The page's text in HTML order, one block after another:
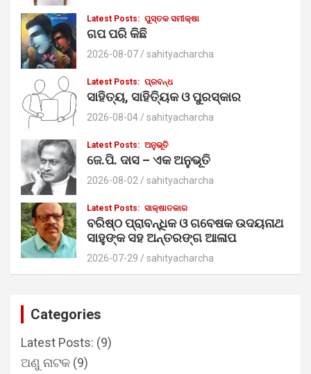
Latest Posts: ପୁସ୍ତକ ସମୀକ୍ଷା
ଗପ ପରି କିଛି
2026-08-07 sahityacharcha
Latest Posts: ପ୍ରବନ୍ଧ
ସାହିତ୍ୟ, ସାହିତ୍ୟିକ ଓ ପୁରସ୍କାର
2026-08-04 sahityacharcha
Latest Posts: ଅନୁଭୂତି
ଜେ.ପି. ଦାସ – ଏକ ଅନୁଭୂତି
2026-08-02 sahityacharcha
Latest Posts: ସାକ୍ଷାତକାର
ବରିଷ୍ଠ ପ୍ରାବନ୍ଧିକ ଓ ଗବେଷକ ଉଦୟନାଥ
ସାହୁଙ୍କ ସହ ଅନ୍ତରଙ୍ଗ ଆଳାପ
2026-07-29 sahityacharcha
Categories
Latest Posts: (9)
ଅଣୁ ନାଟକ (9)